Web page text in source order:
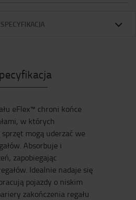
SPECYFIKACJA
eFlex™ chroni końce
w których
mogą uderzać we
Absorbuje i
zapobiegając
Idealnie nadaje się
pojazdy o niskim
zakończenia regału